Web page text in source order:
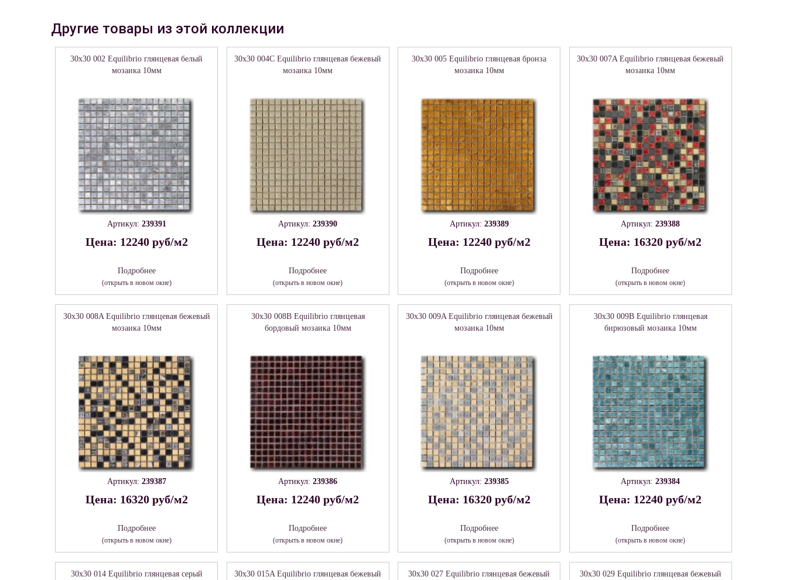
Другие товары из этой коллекции
30x30 002 Equilibrio глянцевая белый
мозаика 10мм
Артикул: 239391
Цена: 12240 руб/м2
Подробнее
(открыть в новом окне)
30x30 004C Equilibrio глянцевая бежевый
мозаика 10мм
Артикул:239390
Цена: 12240 руб/м2
Подробнее
(открыть в новом окне)
30x30 005 Equilibrio глянцевая бронза
мозаика 10мм
Артикул: 239389
Цена: 12240 руб/м2
Подробнее
(открыть в новом окне)
30x30 007A Equilibrio глянцевая бежевый
мозаика 10мм
Артикул:239388
Цена: 16320 руб/м2
Подробнее
(открыть в новом окне)
30x30 008A Equilibrio глянцевая бежевый
мозаика 10мм
Артикул: 239387
Цена: 16320 руб/м2
Подробнее
(открыть в новом окне)
30x30 008B Equilibrio глянцевая
бордовый мозаика 10мм
Артикул:239386
Цена: 12240 руб/м2
Подробнее
(открыть в новом окне)
30x30 009A Equilibrio глянцевая бежевый
мозаика 10мм
Артикул: 239385
Цена: 16320 руб/м2
Подробнее
(открыть в новом окне)
30x30 009B Equilibrio глянцевая
бирюзовый мозаика 10мм
Артикул:239384
Цена: 12240 руб/м2
Подробнее
(открыть в новом окне)
30x30 014 Equilibrio глянцевая серый
30x30 015A Equilibrio глянцевая бежевый
30x30 027 Equilibrio глянцевая бежевый
30x30 029 Equilibrio глянцевая бежевый